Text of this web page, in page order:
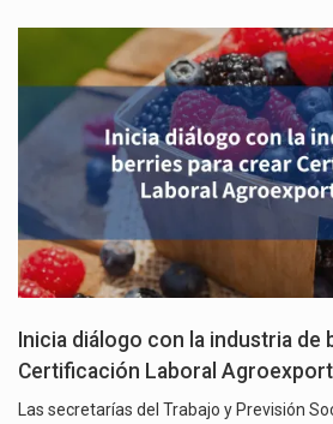
Inicia diálogo con la industria de
Certificación Laboral
Las secretarías del Trabajo y Previsión